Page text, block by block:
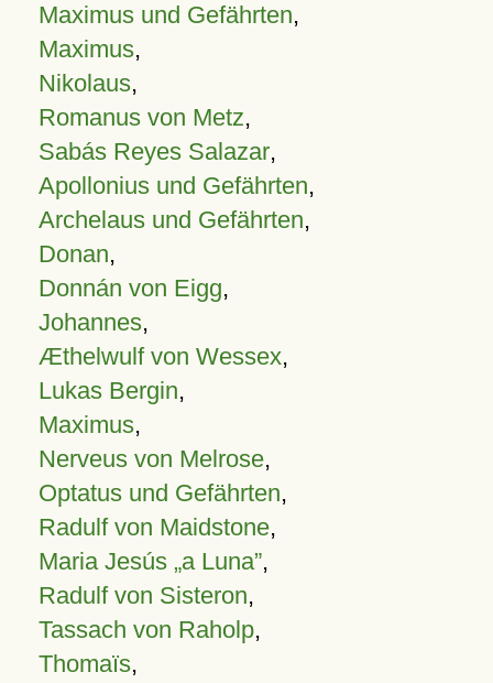
Maximus und Gefährten,
Maximus,
Nikolaus,
Romanus von Metz,
Sabás Reyes Salazar,
Apollonius und Gefährten,
Archelaus und Gefährten,
Donan,
Donnán von Eigg,
Johannes,
Æthelwulf von Wessex,
Lukas Bergin,
Maximus,
Nerveus von Melrose,
Optatus und Gefährten,
Radulf von Maidstone,
Maria Jesús „a Luna”,
Radulf von Sisteron,
Tassach von Raholp,
Thomaïs,